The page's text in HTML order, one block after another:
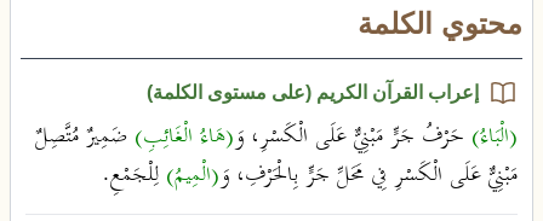
محتوي الكلمة
إعراب القرآن الكريم (على مستوى الكلمة)
(الْبَاءُ) حَرْفُ جَرٍّ مَبْنِيٌّ عَلَى الْكَسْرِ، وَ(هَاءُ الْغَائِبِ)ضَمِيرٌ مُتَّصِلٌ
مَبْنِيٌّ عَلَى الْكَسْرِ فِي مَحَلِّ جَرٍّ بِالْحَرْفِ، وَ(الْمِيمُ)لِلْجَمْعِ.